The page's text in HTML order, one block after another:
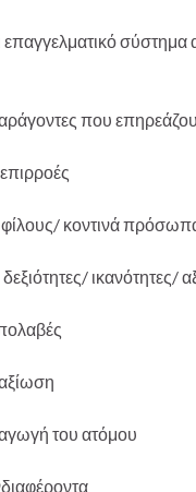
που
κοντινά
ικανότητες/
του ατόμου